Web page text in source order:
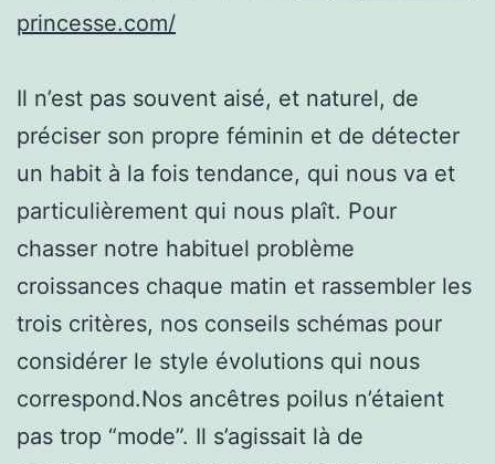
princesse.com/
Il n’est pas souvent aisé, et naturel, de
préciser son propre féminin et de détecter
un habit à la fois tendance, qui nous va et
particulièrement qui nous plaît. Pour
chasser notre habituel problème
croissances chaque matin et rassembler les
trois critères, nos conseils schémas pour
considérer le style évolutions qui nous
correspond.Nos ancêtres poilus n’étaient
pas trop “mode”. Il s’agissait là de